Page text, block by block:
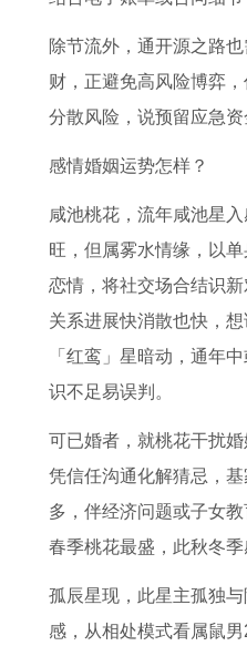
除节流外，通开源之路
财，正避免高风险博弈
分散风险，说预留应急资
感情婚姻运势怎样？
咸池桃花，流年咸池星
旺，但属雾水情缘，以
恋情，将社交场合结识
关系进展快消散也快，
「红鸾」星暗动，通年
识不足易误判。
可已婚者，就桃花干扰
凭信任沟通化解猜忌，
多，伴经济问题或子女
春季桃花最盛，此秋冬季
孤辰星现，此星主孤独
感，从相处模式看属鼠